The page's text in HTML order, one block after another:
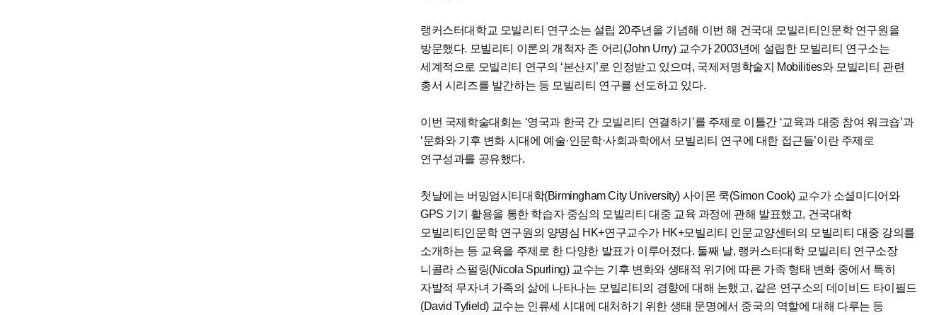
랭커스터대학교 모빌리티 연구소는 설립 20주년을 기념해 이번 해 건국대 모빌리티인문학 연구원을
방문했다. 모빌리티 이론의 개척자 존 어리(John Urry) 교수가 2003년에 설립한 모빌리티 연구소는
세계적으로 모빌리티 연구의 ‘본산지’로 인정받고 있으며, 국제저명학술지 Mobilities와 모빌리티 관련
총서 시리즈를 발간하는 등 모빌리티 연구를 선도하고 있다.
이번 국제학술대회는 ‘영국과 한국 간 모빌리티 연결하기’를 주제로 이틀간 ‘교육과 대중 참여 워크숍’과
‘문화와 기후 변화 시대에 예술·인문학·사회과학에서 모빌리티 연구에 대한 접근들’이란 주제로
연구성과를 공유했다.
첫날에는 버밍엄시티대학(Birmingham City University) 사이몬 쿡(Simon Cook) 교수가 소셜미디어와
GPS 기기 활용을 통한 학습자 중심의 모빌리티 대중 교육 과정에 관해 발표했고, 건국대학
모빌리티인문학 연구원의 양명심 HK+연구교수가 HK+모빌리티 인문교양센터의 모빌리티 대중 강의를
소개하는 등 교육을 주제로 한 다양한 발표가 이루어졌다. 둘째 날, 랭커스터대학 모빌리티 연구소장
니콜라 스펄링(Nicola Spurling) 교수는 기후 변화와 생태적 위기에 따른 가족 형태 변화 중에서 특히
자발적 무자녀 가족의 삶에 나타나는 모빌리티의 경향에 대해 논했고, 같은 연구소의 데이비드 타이필드
(David Tyfield) 교수는 인류세 시대에 대처하기 위한 생태 문명에서 중국의 역할에 대해 다루는 등